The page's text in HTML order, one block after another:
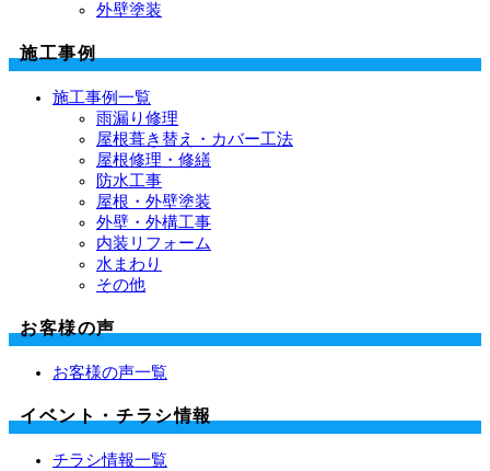
外壁塗装
施工事例
施工事例一覧
雨漏り修理
屋根葺き替え・カバー工法
屋根修理・修繕
防水工事
屋根・外壁塗装
外壁・外構工事
内装リフォーム
水まわり
その他
お客様の声
お客様の声一覧
イベント・チラシ情報
チラシ情報一覧